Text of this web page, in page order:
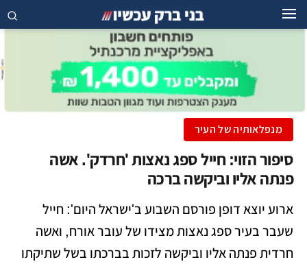
מנפלאותיה של העיר
סיפור הזוי: חייל ספג נאצות 'חרדק'. אשה
פנתה אליו וביקשה ברכה
ארוע יוצא דופן פורסם השבוע ב'ישראל היום': חייל
שעבר בעיר ספג נאצות מצידו של עובר אורח, ואשה
חרדית פנתה אליו וביקשה לזכות בברכתו בשל שתיקתו